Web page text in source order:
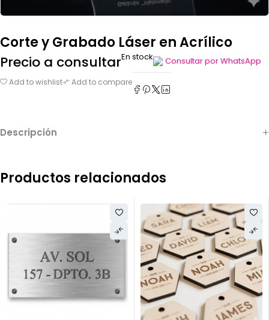
Corte y Grabado Láser en Acrílico
Precio a consultarEn stock Consultar por WhatsApp
Add to wishlist Add to compare
Descripción
Productos relacionados